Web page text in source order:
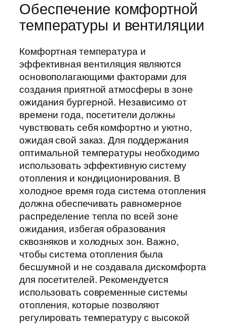
Обеспечение комфортной
температуры и вентиляции
Комфортная температура и
эффективная вентиляция являются
основополагающими факторами для
создания приятной атмосферы в зоне
ожидания бургерной. Независимо от
времени года, посетители должны
чувствовать себя комфортно и уютно,
ожидая свой заказ. Для поддержания
оптимальной температуры необходимо
использовать эффективную систему
отопления и кондиционирования. В
холодное время года система отопления
должна обеспечивать равномерное
распределение тепла по всей зоне
ожидания, избегая образования
сквозняков и холодных зон. Важно,
чтобы система отопления была
бесшумной и не создавала дискомфорта
для посетителей. Рекомендуется
использовать современные системы
отопления, которые позволяют
регулировать температуру с высокой